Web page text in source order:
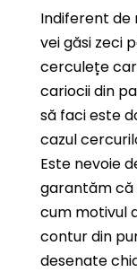
Indiferent de
vei găsi zeci
cerculețe
cariocii din
să faci este
cazul
Este nevoie
garantăm că
cum motivul
contur din
desenate